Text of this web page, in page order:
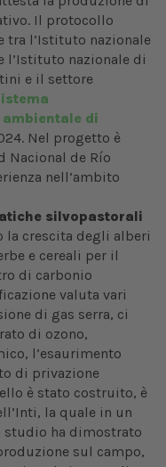
Il protocollo
tra l’Istituto nazionale
l’Istituto nazionale di
e il settore
di
Nel progetto è
Nacional de Río
nell’ambito
silvopastorali
la crescita degli alberi
e cereali per il
di carbonio
valuta vari
di gas serra, ci
di ozono,
l’esaurimento
di privazione
è stato costruito, è
la quale in un
studio ha dimostrato
sul campo,